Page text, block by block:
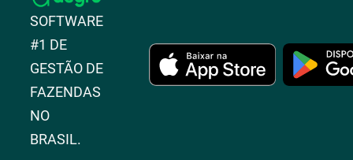
SOFTWARE
#1 DE
GESTÃO DE
FAZENDAS
NO
BRASIL.